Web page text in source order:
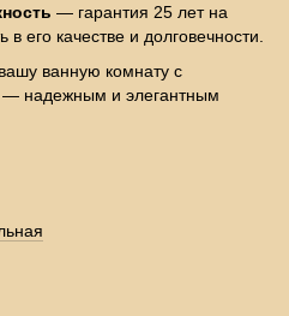
— гарантия 25 лет на
в его качестве и долговечности.
ванную комнату с
— надежным и элегантным